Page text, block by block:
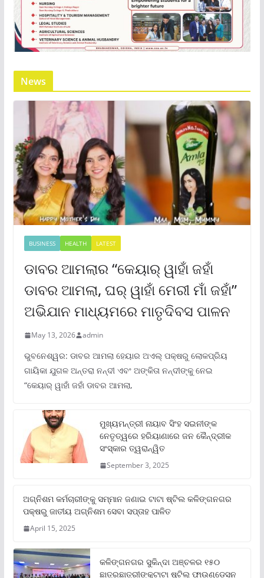
News
BUSINESS HEALTH LATEST
ଡାବର ଆମଲାର “କେୟାର୍ ୱାହାଁ ଜହାଁ
ଡାବର ଆମଲା, ଘର୍ ୱାହାଁ ମେରୀ ମାଁ ଜହାଁ”
ଅଭିଯାନ ମାଧ୍ୟମରେ ମାତୃଦିବସ ପାଳନ
May 13, 2026 admin
ଭୁବନେଶ୍ୱର: ଡାବର ଆମଲା ହେୟାର ଅଏଲ୍ ପକ୍ଷରୁ ଲୋକପ୍ରିୟ
ଗାୟିକା ଯୁଗଳ ଅନ୍ତରା ନନ୍ଦୀ ଏବଂ ଅଙ୍କିତା ନନ୍ଦୀଙ୍କୁ ନେଇ
“କେୟାର୍ ୱାହାଁ ଜହାଁ ଡାବର ଆମଲା,
ମୁଖ୍ୟମନ୍ତ୍ରୀ ନାୟାବ ସିଂହ ସଇନୀଙ୍କ
ନେତୃତ୍ୱରେ ହରିୟାଣାରେ ଜନ କୈନ୍ଦ୍ରୀକ
ସଂସ୍କାର ତ୍ୱରାନ୍ୱିତ
September 3, 2025
ଅଗ୍ନିଶମ କର୍ମଚାରୀଙ୍କୁ ସମ୍ମାନ ଜଣାଇ ଟାଟା ଷ୍ଟିଲ କଳିଙ୍ଗନଗର
ପକ୍ଷରୁ ଜାତୀୟ ଅଗ୍ନିଶମ ସେବା ସପ୍ତାହ ପାଳିତ
April 15, 2025
କଳିଙ୍ଗନଗର ସୁକିନ୍ଦା ଅଞ୍ଚଳର ୧୫୦
ଛାତ୍ରଛାତ୍ରୀଙ୍କୁଟାଟା ଷ୍ଟିଲ୍ ଫାଉଣ୍ଡେସନ